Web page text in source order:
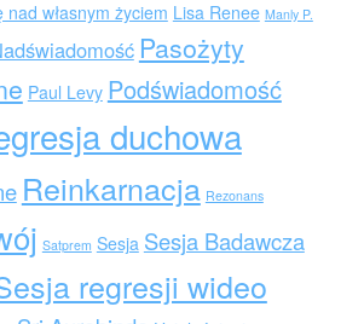
własnym życiem Lisa Renee Manly P.
Pasożyty
Paul Levy Podświadomość
duchowa
Reinkarnacja Rezonans
Satprem Sesja Sesja Badawcza
regresji wideo